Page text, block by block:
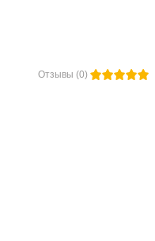
Отзывы (0)